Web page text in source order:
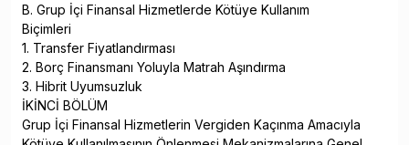
B. Grup İçi Finansal Hizmetlerde Kötüye Kullanım
Biçimleri
1. Transfer Fiyatlandırması
2. Borç Finansmanı Yoluyla Matrah Aşındırma
3. Hibrit Uyumsuzluk
İKİNCİ BÖLÜM
Grup İçi Finansal Hizmetlerin Vergiden Kaçınma Amacıyla